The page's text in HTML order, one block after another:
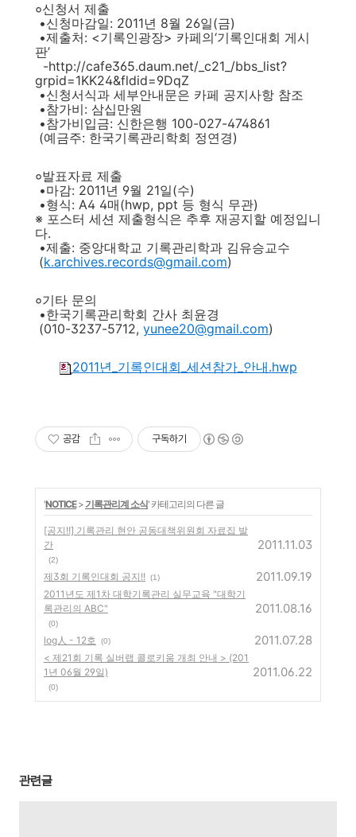
०신청서 제출
•신청마감일: 2011년 8월 26일(금)
•제출처: <기록인광장> 카페의‘기록인대회 게시
판’
-http://cafe365.daum.net/_c21_/bbs_list?
grpid=1KK24&fldid=9DqZ
•신청서식과 세부안내문은 카페 공지사항 참조
•참가비: 삼십만원
•참가비입금: 신한은행 100-027-474861
(예금주: 한국기록관리학회 정연경)
०발표자료 제출
•마감: 2011년 9월 21일(수)
•형식: A4 4매(hwp, ppt 등 형식 무관)
※ 포스터 세션 제출형식은 추후 재공지할 예정입니
다.
•제출: 중앙대학교 기록관리학과 김유승교수
(k.archives.records@gmail.com)
०기타 문의
•한국기록관리학회 간사 최윤경
(010-3237-5712, yunee20@gmail.com)
2011년_기록인대회_세션참가_안내.hwp
공감 구독하기
'NOTICE> 기록관리계 소식' 카테고리의 다른 글
[공지!!] 기록관리 현안 공동대책위원회 자료집 발
간
(2)
2011.11.03
제3회 기록인대회 공지!! (1) 2011.09.19
2011년도 제1차 대학기록관리 실무교육 "대학기
록관리의 ABC"
(0)
2011.08.16
log人 - 12호 (0) 2011.07.28
< 제21회 기록 실버랩 콜로키움 개최 안내 > (201
1년 06월 29일)
(0)
2011.06.22
관련글